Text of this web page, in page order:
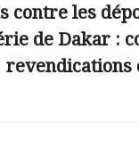
contre les
de Dakar :
revendications